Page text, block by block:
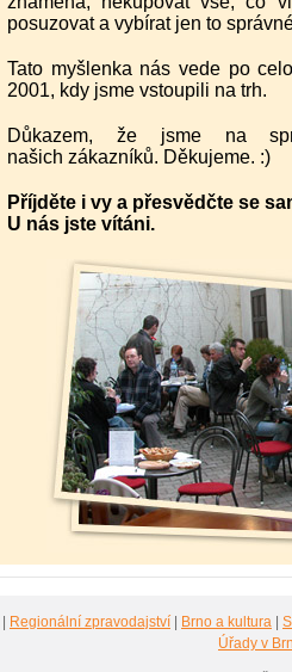
posuzovat a vybírat jen to
Tato myšlenka nás vede po
2001, kdy jsme vstoupili na trh.
Důkazem, že jsme na
našich zákazníků. Děkujeme. :)
Příjděte i vy a přesvědčte se
U nás jste vítáni.
Regionální zpravodajství Brno a kultura
Úřady v